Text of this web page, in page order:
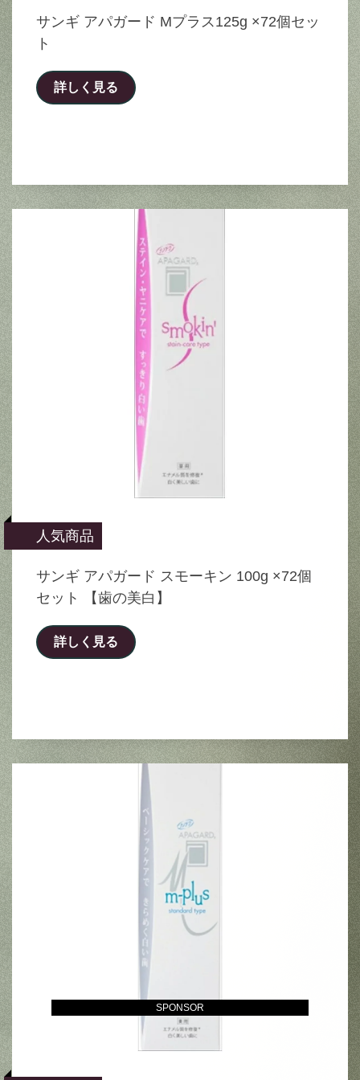
サンギ アパガード Mプラス125g ×72個セッ
ト
詳しく見る
人気商品
サンギ アパガード スモーキン 100g ×72個
セット 【歯の美白】
詳しく見る
SPONSOR